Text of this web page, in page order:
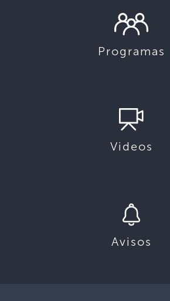
Programas
Videos
Avisos